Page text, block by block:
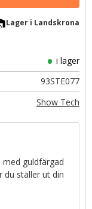
Lager i Landskrona
i lager
93STE077
Show Tech
guldfärgad
du ställer ut din